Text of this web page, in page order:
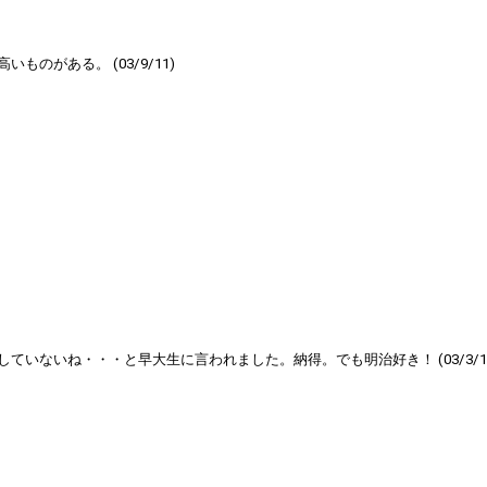
いものがある。 (03/9/11)
いないね・・・と早大生に言われました。納得。でも明治好き！ (03/3/